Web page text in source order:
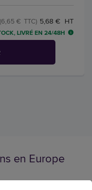
5,68 € HT
(6,65 € TTC)
LIVRÉ EN 24/48H
en Europe